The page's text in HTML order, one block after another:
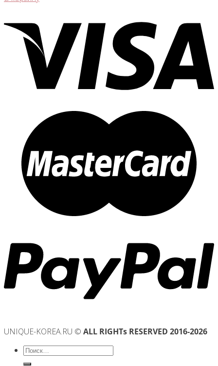
500 ₽.
UNIQUE-KOREA.RU © ALL RIGHTs RESERVED 2016-2026
Искать: